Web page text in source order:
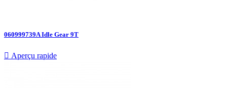
060999739A Idle Gear 9T
 Aperçu rapide